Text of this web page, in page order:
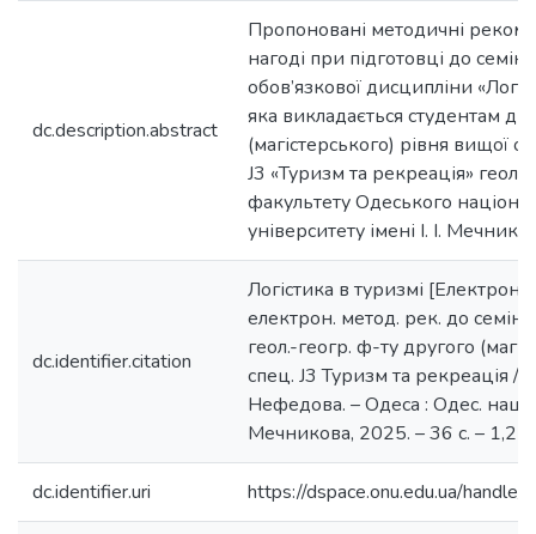
dc.description.abstract
Пропоновані методичні
нагоді при підготовці до
обов’язкової дисципліни
яка викладається студентам
(магістерського) рівня вищої
J3 «Туризм та рекреація»
факультету Одеського
університету імені І. І.
dc.identifier.citation
Логістика в туризмі
електрон. метод. рек. до семін.
геол.-геогр. ф-ту другого
спец. J3 Туризм та рекреація /
Нефедова. – Одеса : Одес. нац.
Мечникова, 2025. – 36 с. – 1,2
dc.identifier.uri https://dspace.onu.edu.ua/